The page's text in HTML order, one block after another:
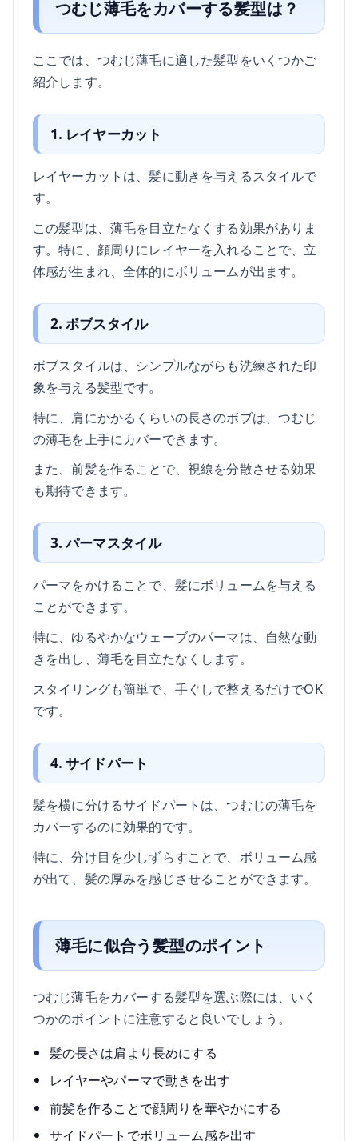
つむじ薄毛をカバーする髪型は？
ここでは、つむじ薄毛に適した髪型をいくつかご
紹介します。
1. レイヤーカット
レイヤーカットは、髪に動きを与えるスタイルで
す。
この髪型は、薄毛を目立たなくする効果がありま
す。特に、顔周りにレイヤーを入れることで、立
体感が生まれ、全体的にボリュームが出ます。
2. ボブスタイル
ボブスタイルは、シンプルながらも洗練された印
象を与える髪型です。
特に、肩にかかるくらいの長さのボブは、つむじ
の薄毛を上手にカバーできます。
また、前髪を作ることで、視線を分散させる効果
も期待できます。
3. パーマスタイル
パーマをかけることで、髪にボリュームを与える
ことができます。
特に、ゆるやかなウェーブのパーマは、自然な動
きを出し、薄毛を目立たなくします。
スタイリングも簡単で、手ぐしで整えるだけでOK
です。
4. サイドパート
髪を横に分けるサイドパートは、つむじの薄毛を
カバーするのに効果的です。
特に、分け目を少しずらすことで、ボリューム感
が出て、髪の厚みを感じさせることができます。
薄毛に似合う髪型のポイント
つむじ薄毛をカバーする髪型を選ぶ際には、いく
つかのポイントに注意すると良いでしょう。
髪の長さは肩より長めにする
レイヤーやパーマで動きを出す
前髪を作ることで顔周りを華やかにする
サイドパートでボリューム感を出す